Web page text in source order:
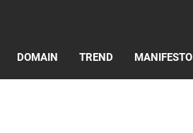
DOMAIN TREND MANIFESTO